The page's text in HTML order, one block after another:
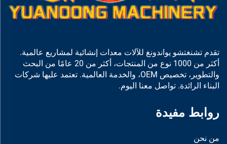
تقدم تشنغتشو يواندونغ للآلات معدات إنشائية لمشاريع عالمية.
أكثر من 1000 نوع من المنتجات، أكثر من 20 عامًا من البحث
والتطوير، تخصيص OEM، والخدمة العالمية. تعتمد عليها شركات
البناء الرائدة. تواصل معنا اليوم.
روابط مفيدة
من نحن